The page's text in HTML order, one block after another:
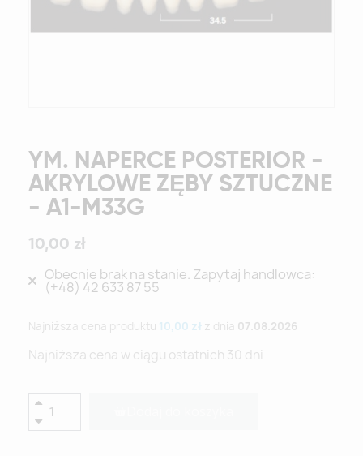
YM. NAPERCE POSTERIOR -
AKRYLOWE ZĘBY SZTUCZNE
- A1-M33G
10,00 zł
Obecnie brak na stanie. Zapytaj handlowca:
(+48) 42 633 87 55
Najniższa cena produktu 10,00 zł z dnia 07.08.2026
Najniższa cena w ciągu ostatnich 30 dni